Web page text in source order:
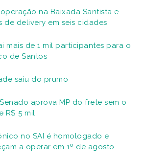
na Baixada Santista e
de delivery em seis cidades
mais de 1 mil participantes para o
de Santos
saiu do prumo
aprova MP do frete sem o
R$ 5 mil
no SAI é homologado e
a operar em 1º de agosto